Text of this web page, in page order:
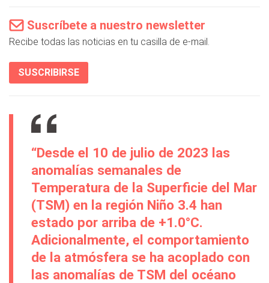
Suscríbete a nuestro newsletter
Recibe todas las noticias en tu casilla de e-mail.
SUSCRIBIRSE
“Desde el 10 de julio de 2023 las
anomalías semanales de
Temperatura de la Superficie del Mar
(TSM) en la región Niño 3.4 han
estado por arriba de +1.0°C.
Adicionalmente, el comportamiento
de la atmósfera se ha acoplado con
las anomalías de TSM del océano